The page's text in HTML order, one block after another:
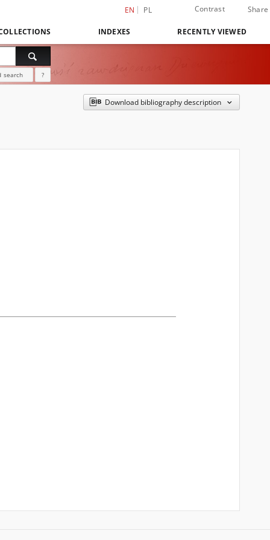
EN PL Contrast Share
INDEXES RECENTLY VIEWED
search ?
Download bibliography description